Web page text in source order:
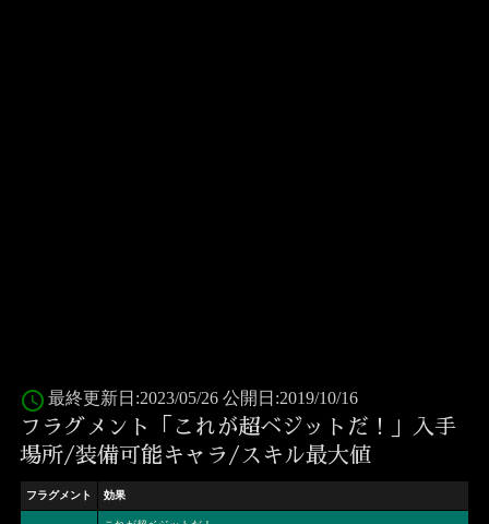
access_time 最終更新日:2023/05/26 公開日:2019/10/16
フラグメント「これが超ベジットだ！」入手
場所/装備可能キャラ/スキル最大値
フラグメント 効果